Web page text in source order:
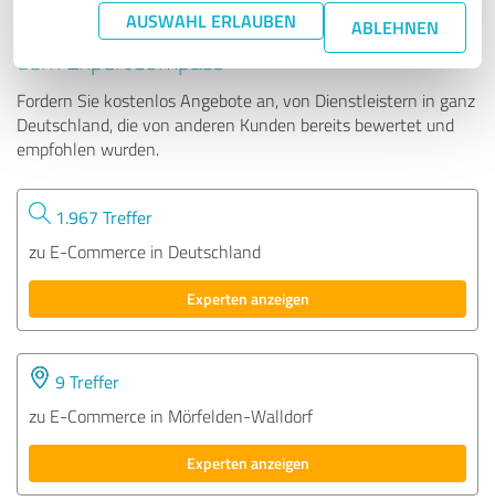
AUSWAHL ERLAUBEN ABLEHNEN
Tipp: Die passenden Experten finden - mit
dem ExpertCompass
Fordern Sie kostenlos Angebote an, von Dienstleistern in ganz
Deutschland, die von anderen Kunden bereits bewertet und
empfohlen wurden.
1.967 Treffer
zu E-Commerce in Deutschland
Experten anzeigen
9 Treffer
zu E-Commerce in Mörfelden-Walldorf
Experten anzeigen